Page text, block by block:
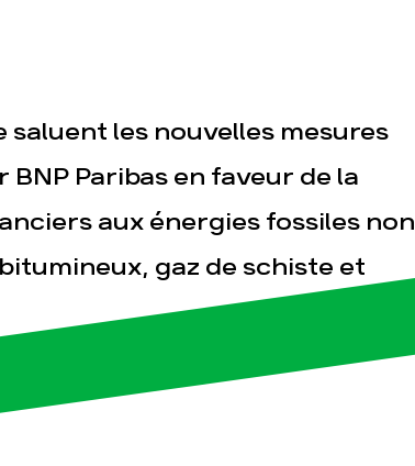
Contact
saluent les nouvelles mesures
Paribas en faveur de la
aux énergies fossiles non
gaz de schiste et